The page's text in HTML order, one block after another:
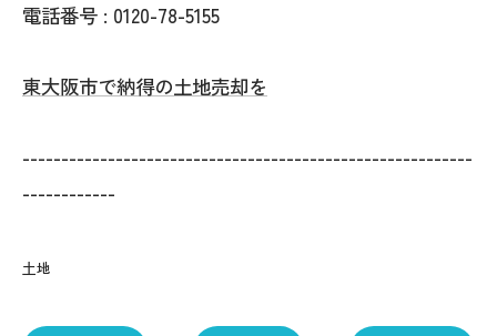
電話番号 : 0120-78-5155
東大阪市で納得の土地売却を
----------------------------------------------------------
------------
土地